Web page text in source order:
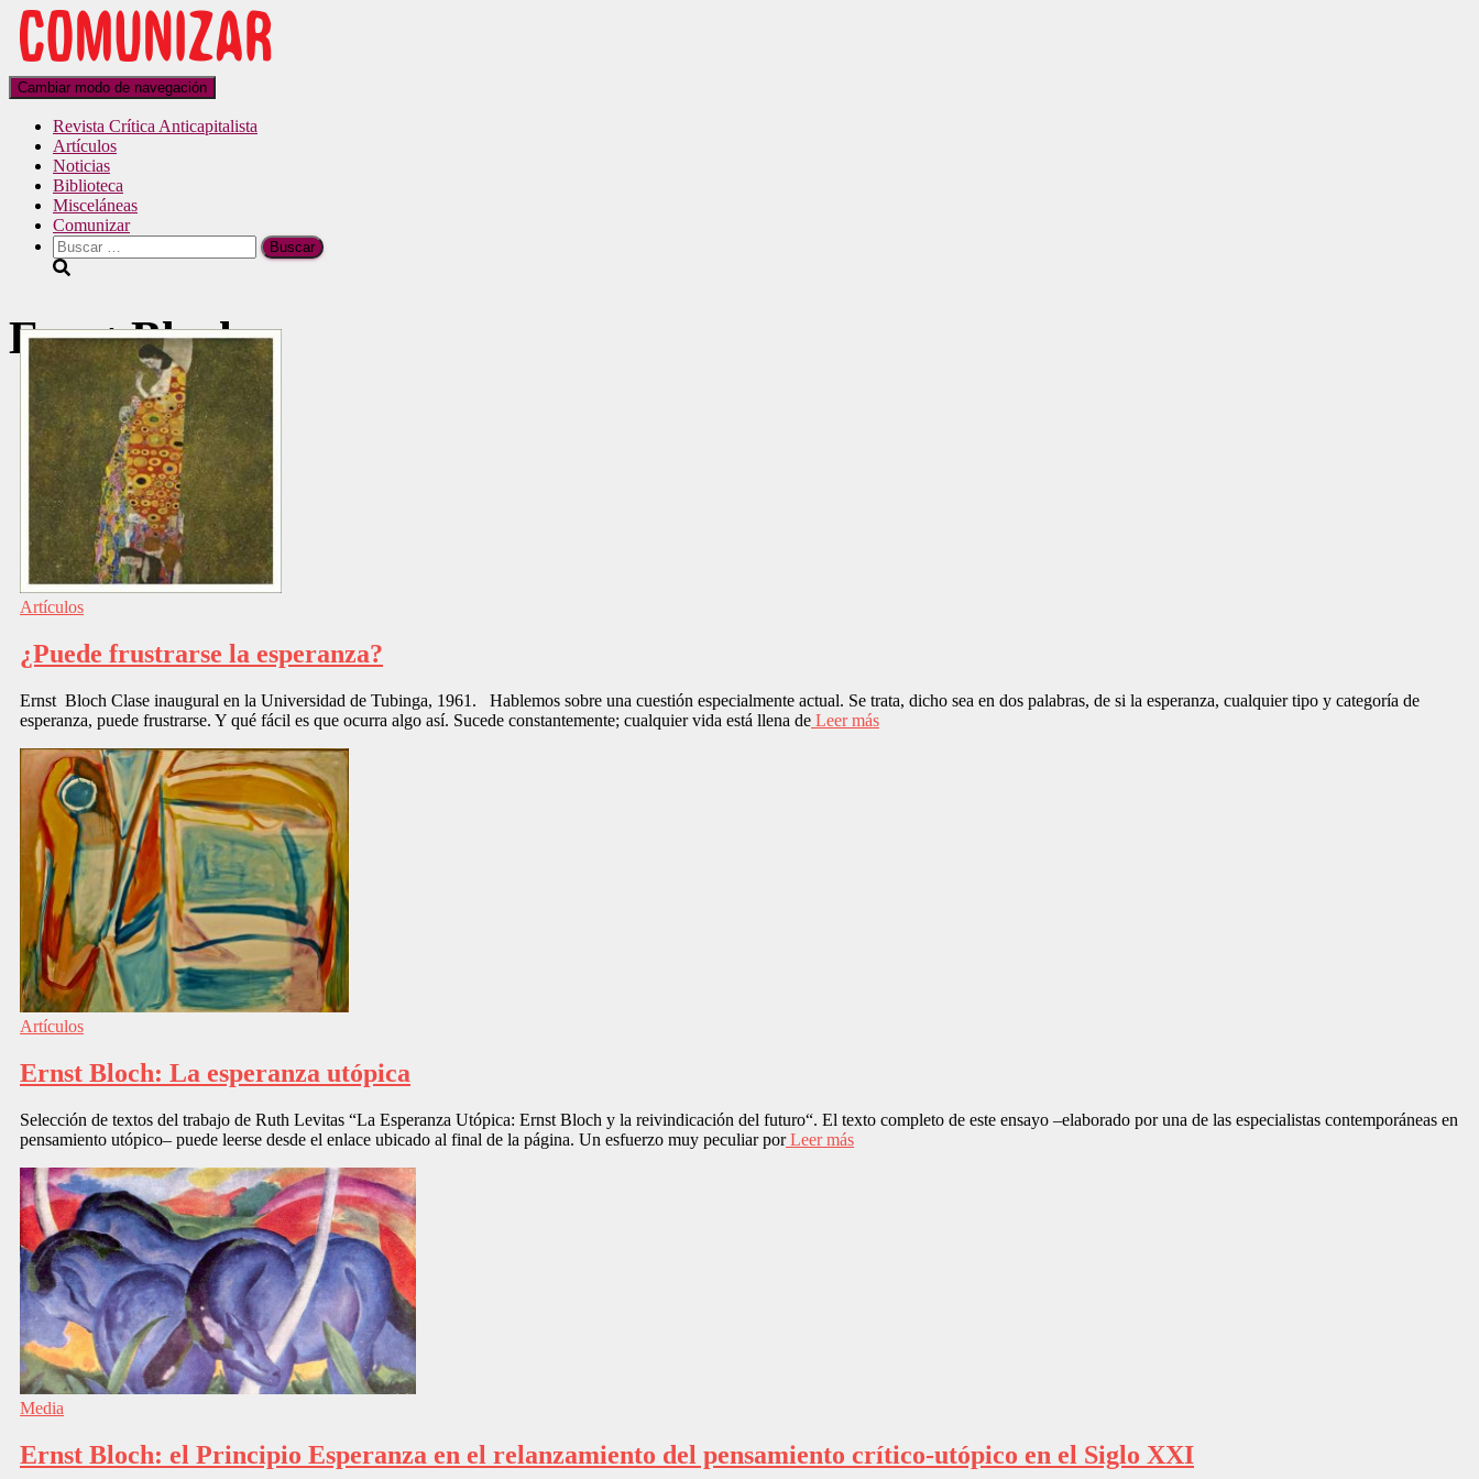
Cambiar modo de navegación
Revista Crítica Anticapitalista
Artículos
Noticias
Biblioteca
Misceláneas
Comunizar
Ernst Bloch
Artículos
¿Puede frustrarse la esperanza?
Ernst Bloch Clase inaugural en la Universidad de Tubinga, 1961. Hablemos sobre una cuestión especialmente actual. Se trata, dicho sea en dos palabras, de si la esperanza, cualquier tipo y categoría de
esperanza, puede frustrarse. Y qué fácil es que ocurra algo así. Sucede constantemente; cualquier vida está llena de Leer más
Artículos
Ernst Bloch: La esperanza utópica
Selección de textos del trabajo de Ruth Levitas “La Esperanza Utópica: Ernst Bloch y la reivindicación del futuro“. El texto completo de este ensayo –elaborado por una de las especialistas contemporáneas en
pensamiento utópico– puede leerse desde el enlace ubicado al final de la página. Un esfuerzo muy peculiar porLeer más
Media
Ernst Bloch: el Principio Esperanza en el relanzamiento del pensamiento crítico-utópico en el Siglo XXI